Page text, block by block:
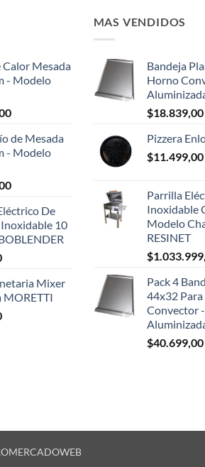
Mesada
- Modelo
de Mesada
- Modelo
De
10
Mixer
MORETTI
MAS VENDIDOS
Bandeja
Horno
$18.839,00
Pizzera
$11.499,00
Parrilla
Inoxidable
Modelo
RESINET
$
Pack 4
44x32
Convector
$40.699,00